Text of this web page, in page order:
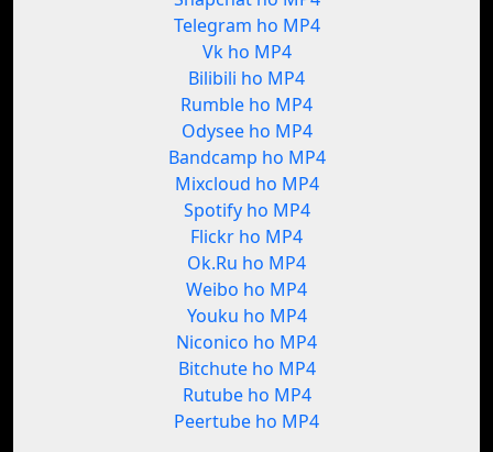
Telegram ho MP4
Vk ho MP4
Bilibili ho MP4
Rumble ho MP4
Odysee ho MP4
Bandcamp ho MP4
Mixcloud ho MP4
Spotify ho MP4
Flickr ho MP4
Ok.Ru ho MP4
Weibo ho MP4
Youku ho MP4
Niconico ho MP4
Bitchute ho MP4
Rutube ho MP4
Peertube ho MP4